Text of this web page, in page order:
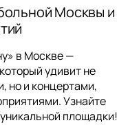
Москвы и
в Москве —
удивит не
но и концертами,
Узнайте
площадки!